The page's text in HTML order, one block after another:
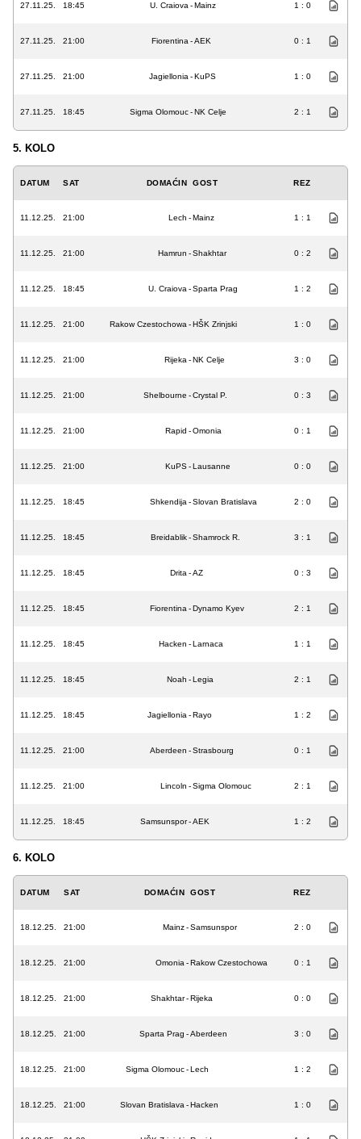
27.11.25. 18:45 U. Craiova -Mainz 1 : 0
27.11.25. 21:00 Fiorentina -AEK 0 : 1
27.11.25. 21:00 Jagiellonia -KuPS 1 : 0
27.11.25. 18:45 Sigma Olomouc-NK Celje 2 : 1
5. KOLO
DATUM SAT DOMAĆIN GOST REZ
11.12.25. 21:00 Lech -Mainz 1 : 1
11.12.25. 21:00 Hamrun -Shakhtar 0 : 2
11.12.25. 18:45 U. Craiova -Sparta Prag 1 : 2
11.12.25. 21:00 Rakow Czestochowa -HŠK Zrinjski 1 : 0
11.12.25. 21:00 Rijeka -NK Celje 3 : 0
11.12.25. 21:00 Shelbourne -Crystal P. 0 : 3
11.12.25. 21:00 Rapid -Omonia 0 : 1
11.12.25. 21:00 KuPS-Lausanne 0 : 0
11.12.25. 18:45 Shkendija -Slovan Bratislava 2 : 0
11.12.25. 18:45 Breidablik-Shamrock R. 3 : 1
11.12.25. 18:45 Drita -AZ 0 : 3
11.12.25. 18:45 Fiorentina -Dynamo Kyev 2 : 1
11.12.25. 18:45 Hacken -Larnaca 1 : 1
11.12.25. 18:45 Noah -Legia 2 : 1
11.12.25. 18:45 Jagiellonia -Rayo 1 : 2
11.12.25. 21:00 Aberdeen -Strasbourg 0 : 1
11.12.25. 21:00 Lincoln -Sigma Olomouc 2 : 1
11.12.25. 18:45 Samsunspor-AEK 1 : 2
6. KOLO
DATUM SAT DOMAĆIN GOST REZ
18.12.25. 21:00 Mainz-Samsunspor 2 : 0
18.12.25. 21:00 Omonia -Rakow Czestochowa 0 : 1
18.12.25. 21:00 Shakhtar-Rijeka 0 : 0
18.12.25. 21:00 Sparta Prag -Aberdeen 3 : 0
18.12.25. 21:00 Sigma Olomouc-Lech 1 : 2
18.12.25. 21:00 Slovan Bratislava -Hacken 1 : 0